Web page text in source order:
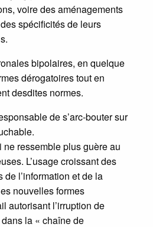
voire des aménagements
spécificités de leurs
bipolaires, en quelque
dérogatoires tout en
desdites normes.
de s’arc-bouter sur
ne ressemble plus guère au
L’usage croissant des
l’information et de la
nouvelles formes
autorisant l’irruption de
la « chaîne de